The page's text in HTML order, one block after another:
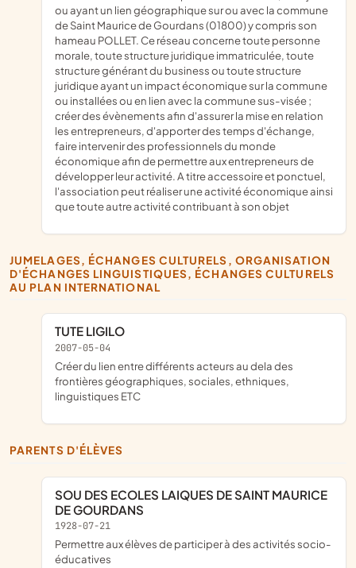
ou ayant un lien géographique sur ou avec la commune
de Saint Maurice de Gourdans (01800) y compris son
hameau POLLET. Ce réseau concerne toute personne
morale, toute structure juridique immatriculée, toute
structure générant du business ou toute structure
juridique ayant un impact économique sur la commune
ou installées ou en lien avec la commune sus-visée ;
créer des évènements afin d'assurer la mise en relation
les entrepreneurs, d'apporter des temps d'échange,
faire intervenir des professionnels du monde
économique afin de permettre aux entrepreneurs de
développer leur activité. A titre accessoire et ponctuel,
l'association peut réaliser une activité économique ainsi
que toute autre activité contribuant à son objet
JUMELAGES, ÉCHANGES CULTURELS, ORGANISATION
D'ÉCHANGES LINGUISTIQUES, ÉCHANGES CULTURELS
AU PLAN INTERNATIONAL
TUTE LIGILO
2007-05-04
créer du lien entre différents acteurs au dela des
frontières géographiques, sociales, ethniques,
linguistiques ETC
PARENTS D'ÉLÈVES
SOU DES ECOLES LAIQUES DE SAINT MAURICE
DE GOURDANS
1928-07-21
permettre aux élèves de participer à des activités socio-
éducatives